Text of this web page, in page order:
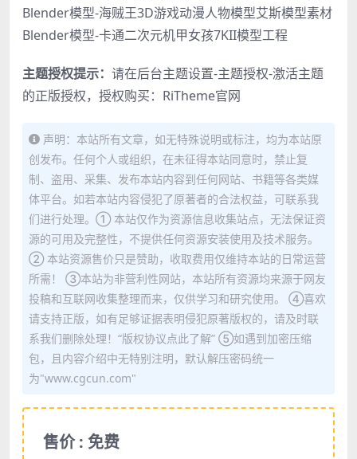
Blender模型-海贼王3D游戏动漫人物模型艾斯模型素材
Blender模型-卡通二次元机甲女孩7KII模型工程
主题授权提示： 请在后台主题设置-主题授权-激活主题
的正版授权，授权购买： RiTheme官网
声明：本站所有文章，如无特殊说明或标注，均为本站原
创发布。任何个人或组织，在未征得本站同意时，禁止复
制、盗用、采集、发布本站内容到任何网站、书籍等各类媒
体平台。如若本站内容侵犯了原著者的合法权益，可联系我
们进行处理。① 本站仅作为资源信息收集站点，无法保证资
源的可用及完整性，不提供任何资源安装使用及技术服务。
② 本站资源售价只是赞助，收取费用仅维持本站的日常运营
所需！ ③本站为非营利性网站，本站所有资源均来源于网友
投稿和互联网收集整理而来，仅供学习和研究使用。 ④喜欢
请支持正版，如有足够证据表明侵犯原著版权的，请及时联
系我们删除处理！“版权协议点此了解” ⑤如遇到加密压缩
包，且内容介绍中无特别注明，默认解压密码统一
为"www.cgcun.com"
售价 : 免费